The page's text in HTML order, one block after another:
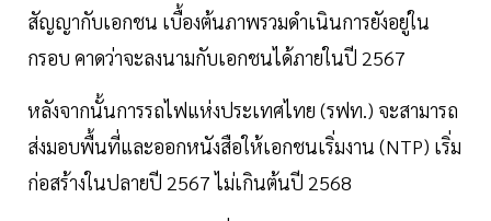
สัญญากับเอกชน เบื้องต้นภาพรวมดำเนินการยังอยู่ใน
กรอบ คาดว่าจะลงนามกับเอกชนได้ภายในปี 2567
หลังจากนั้นการรถไฟแห่งประเทศไทย (รฟท.) จะสามารถ
ส่งมอบพื้นที่และออกหนังสือให้เอกชนเริ่มงาน (NTP) เริ่ม
ก่อสร้างในปลายปี 2567 ไม่เกินต้นปี 2568